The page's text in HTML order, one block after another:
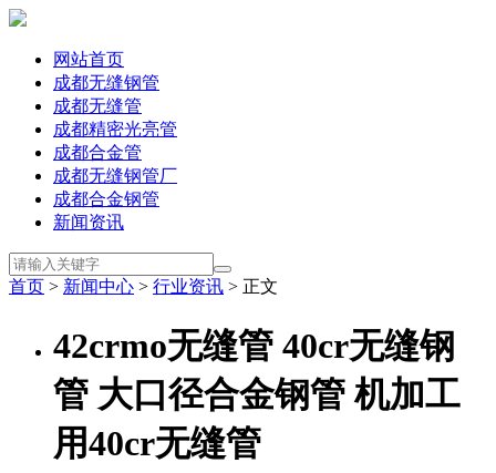
网站首页
成都无缝钢管
成都无缝管
成都精密光亮管
成都合金管
成都无缝钢管厂
成都合金钢管
新闻资讯
首页 > 新闻中心 > 行业资讯 > 正文
42crmo无缝管 40cr无缝钢
管 大口径合金钢管 机加工
用40cr无缝管